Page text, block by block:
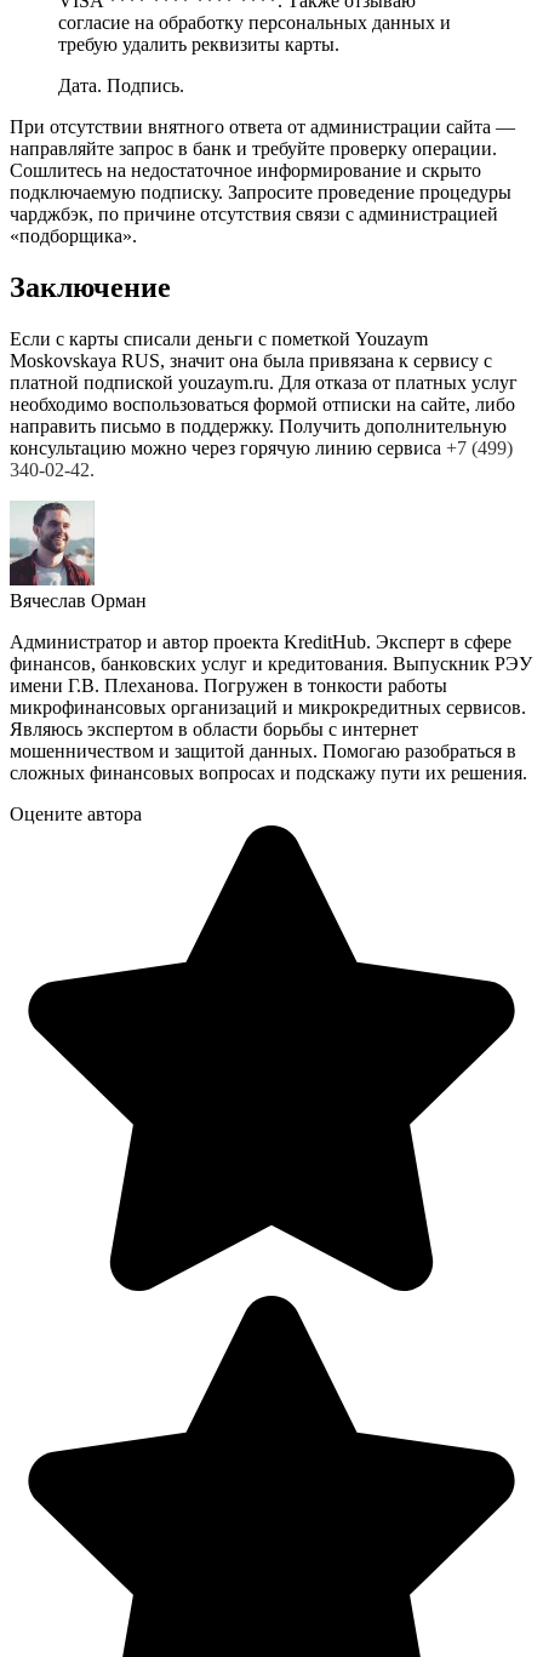
согласие на обработку персональных данных и
требую удалить реквизиты карты.
Дата. Подпись.
При отсутствии внятного ответа от администрации сайта —
направляйте запрос в банк и требуйте проверку операции.
Сошлитесь на недостаточное информирование и скрыто
подключаемую подписку. Запросите проведение процедуры
чарджбэк, по причине отсутствия связи с администрацией
«подборщика».
Заключение
Если с карты списали деньги с пометкой Youzaym
Moskovskaya RUS, значит она была привязана к сервису с
платной подпиской youzaym.ru. Для отказа от платных услуг
необходимо воспользоваться формой отписки на сайте, либо
направить письмо в поддержку. Получить дополнительную
консультацию можно через горячую линию сервиса +7 (499)
340-02-42.
Вячеслав Орман
Администратор и автор проекта KreditHub. Эксперт в сфере
финансов, банковских услуг и кредитования. Выпускник РЭУ
имени Г.В. Плеханова. Погружен в тонкости работы
микрофинансовых организаций и микрокредитных сервисов.
Являюсь экспертом в области борьбы с интернет
мошенничеством и защитой данных. Помогаю разобраться в
сложных финансовых вопросах и подскажу пути их решения.
Оцените автора